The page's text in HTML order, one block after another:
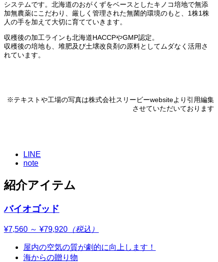
システムです。北海道のおがくずをベースとしたキノコ培地で無添
加無農薬にこだわり、厳しく管理された無菌的環境のもと、1株1株
人の手を加えて大切に育てていきます。
収穫後の加工ラインも北海道HACCPやGMP認定。
収穫後の培地も、堆肥及び土壌改良剤の原料としてムダなく活用さ
れています。
※テキストや工場の写真は株式会社スリービーwebsiteより引用編集
させていただいております
LINE
note
紹介アイテム
バイオゴッド
¥7,560 ～ ¥79,920 （税込）
屋内の空気の質が劇的に向上します！
海からの贈り物